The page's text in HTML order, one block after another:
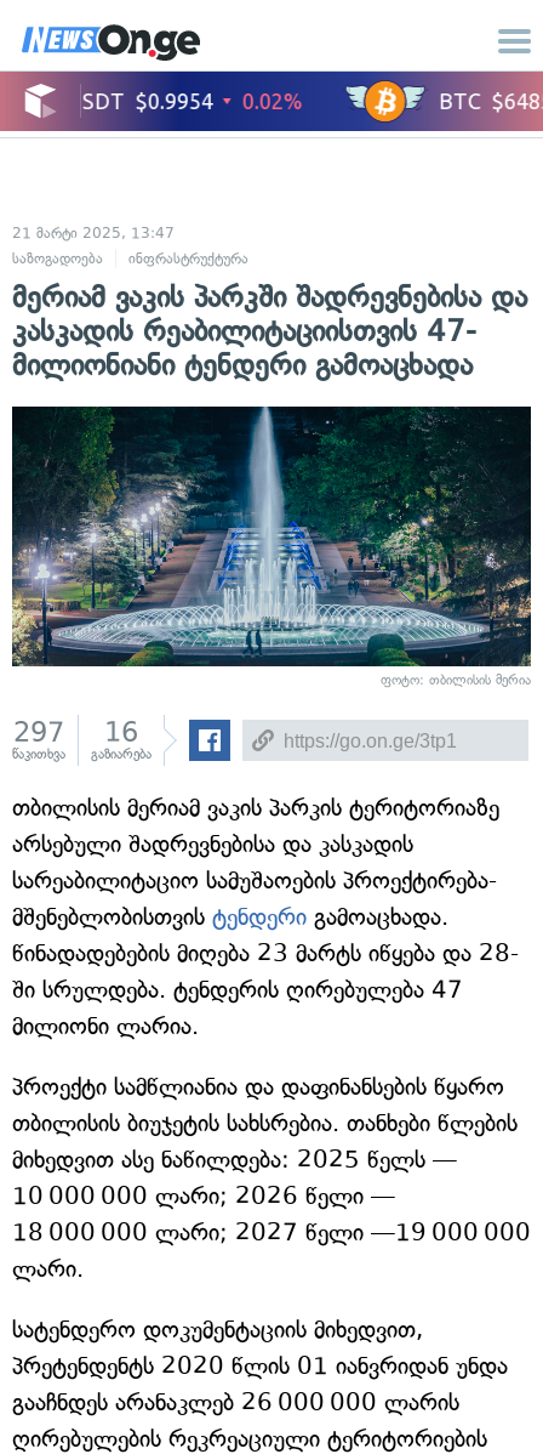
21 მარტი 2025, 13:47
საზოგადოება
ინფრასტრუქტურა
მერიამ ვაკის პარკში შადრევნებისა და
კასკადის რეაბილიტაციისთვის 47-
მილიონიანი ტენდერი გამოაცხადა
ფოტო: თბილისის მერია
297
წაკითხვა
16
გაზიარება
თბილისის მერიამ ვაკის პარკის ტერიტორიაზე
არსებული შადრევნებისა და კასკადის
სარეაბილიტაციო სამუშაოების პროექტირება-
მშენებლობისთვის ტენდერი გამოაცხადა.
წინადადებების მიღება 23 მარტს იწყება და 28-
ში სრულდება. ტენდერის ღირებულება 47
მილიონი ლარია.
პროექტი სამწლიანია და დაფინანსების წყარო
თბილისის ბიუჯეტის სახსრებია. თანხები წლების
მიხედვით ასე ნაწილდება: 2025 წელს —
10 000 000 ლარი; 2026 წელი —
18 000 000 ლარი; 2027 წელი —19 000 000
ლარი.
სატენდერო დოკუმენტაციის მიხედვით,
პრეტენდენტს 2020 წლის 01 იანვრიდან უნდა
გააჩნდეს არანაკლებ 26 000 000 ლარის
ღირებულების რეკრეაციული ტერიტორიების